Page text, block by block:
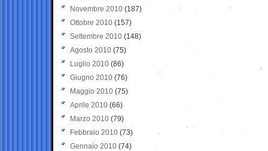
Novembre 2010 (187)
Ottobre 2010 (157)
Settembre 2010 (148)
Agosto 2010 (75)
Luglio 2010 (86)
Giugno 2010 (76)
Maggio 2010 (75)
Aprile 2010 (66)
Marzo 2010 (79)
Febbraio 2010 (73)
Gennaio 2010 (74)